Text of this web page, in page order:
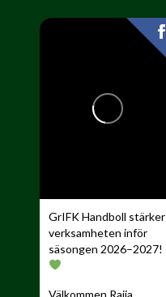
GrIFK Handboll stärker
verksamheten inför
säsongen 2026–2027!
Välkommen Raija